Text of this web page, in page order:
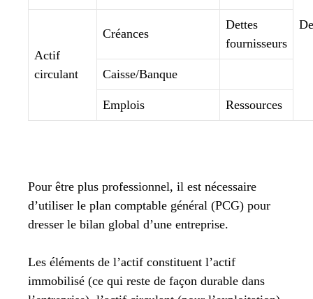
Actif
circulant
Créances
Dettes
fournisseurs
Caisse/Banque
Emplois Ressources
Pour être plus professionnel, il est nécessaire
d’utiliser le plan comptable général (PCG) pour
dresser le bilan global d’une entreprise.
Les éléments de l’actif constituent l’actif
immobilisé (ce qui reste de façon durable dans